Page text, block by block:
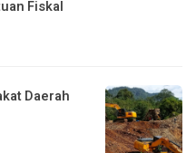
Fiskal
Daerah